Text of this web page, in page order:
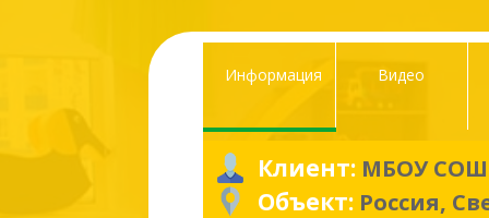
Информация Видео
Клиент: МБОУ СОШ
Объект: Россия,